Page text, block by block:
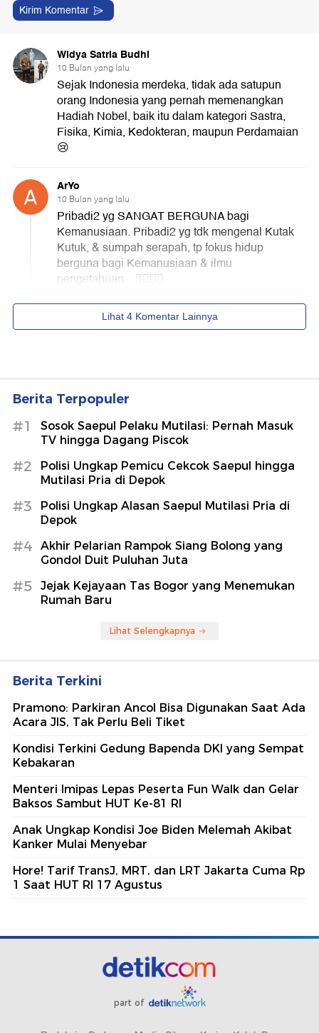
Berita Terpopuler
#1
Sosok Saepul Pelaku Mutilasi: Pernah Masuk
TV hingga Dagang Piscok
#2
Polisi Ungkap Pemicu Cekcok Saepul hingga
Mutilasi Pria di Depok
#3
Polisi Ungkap Alasan Saepul Mutilasi Pria di
Depok
#4
Akhir Pelarian Rampok Siang Bolong yang
Gondol Duit Puluhan Juta
#5
Jejak Kejayaan Tas Bogor yang Menemukan
Rumah Baru
Lihat Selengkapnya
Berita Terkini
Pramono: Parkiran Ancol Bisa Digunakan Saat Ada
Acara JIS, Tak Perlu Beli Tiket
Kondisi Terkini Gedung Bapenda DKI yang Sempat
Kebakaran
Menteri Imipas Lepas Peserta Fun Walk dan Gelar
Baksos Sambut HUT Ke-81 RI
Anak Ungkap Kondisi Joe Biden Melemah Akibat
Kanker Mulai Menyebar
Hore! Tarif TransJ, MRT, dan LRT Jakarta Cuma Rp
1 Saat HUT RI 17 Agustus
part of